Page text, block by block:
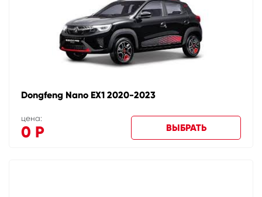
Dongfeng Nano EX1 2020-2023
цена:
0 Р ВЫБРАТЬ